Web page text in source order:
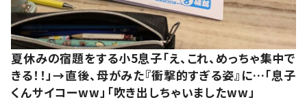
夏休みの宿題をする小5息子「え、これ、めっちゃ集中で
きる！！」→直後、母がみた『衝撃的すぎる姿』に…「息子
くんサイコーww」「吹き出しちゃいましたww」